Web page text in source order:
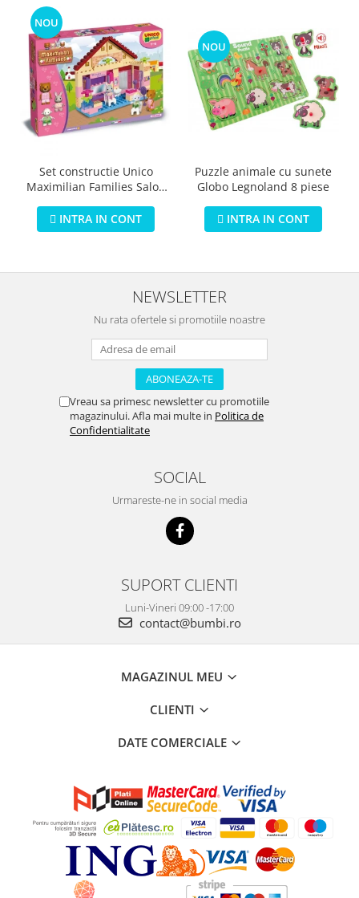
NOU
Set constructie Unico
Maximilian Families Salon
INTRA IN CONT
NOU
Puzzle animale cu sunete
Globo Legnoland 8 piese
INTRA IN CONT
NEWSLETTER
Nu rata ofertele si promotiile noastre
Vreau sa primesc newsletter cu promotiile
magazinului. Afla mai multe in Politica de
Confidentialitate
SOCIAL
Urmareste-ne in social media
SUPORT CLIENTI
Luni-Vineri 09:00 -17:00
contact@bumbi.ro
MAGAZINUL MEU
CLIENTI
DATE COMERCIALE